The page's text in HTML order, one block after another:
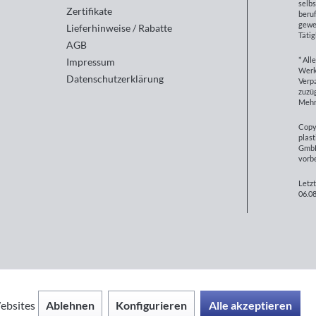
Zertifikate
Lieferhinweise / Rabatte
AGB
Impressum
Datenschutzerklärung
*
Ablehnen Konfigurieren Alle akzeptieren